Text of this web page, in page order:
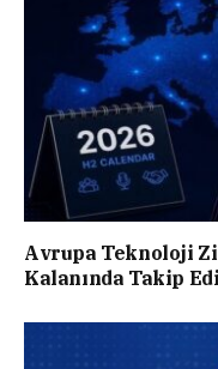
Avrupa Teknoloji
Kalanında Takip